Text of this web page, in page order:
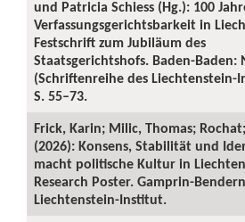
und Patricia Schiess (Hg.): 100
Verfassungsgerichtsbarkeit in
Festschrift zum Jubiläum des
Staatsgerichtshofs. Baden-Baden:
(Schriftenreihe des Liechtenstein-
S. 55–73.
Frick, Karin; Milic, Thomas;
(2026): Konsens, Stabilität und
macht politische Kultur in
Research Poster. Gamprin-
Liechtenstein-Institut.